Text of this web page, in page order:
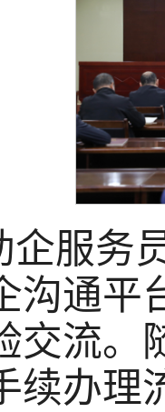
企服务
沟通平
交流。
续办理